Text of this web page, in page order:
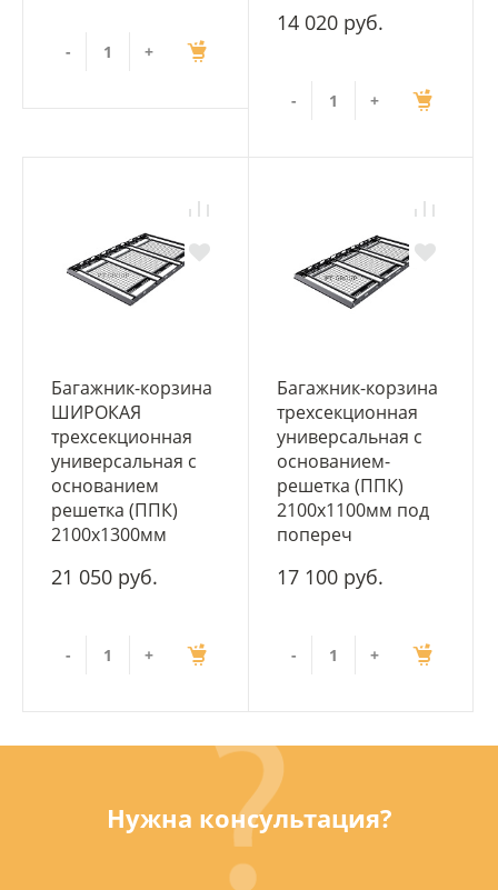
- +
14 020 руб.
- +
Багажник-корзина
ШИРОКАЯ
трехсекционная
универсальная с
основанием
решетка (ППК)
2100х1300мм
21 050 руб.
- +
Багажник-корзина
трехсекционная
универсальная с
основанием-
решетка (ППК)
2100х1100мм под
попереч
17 100 руб.
- +
Нужна консультация?